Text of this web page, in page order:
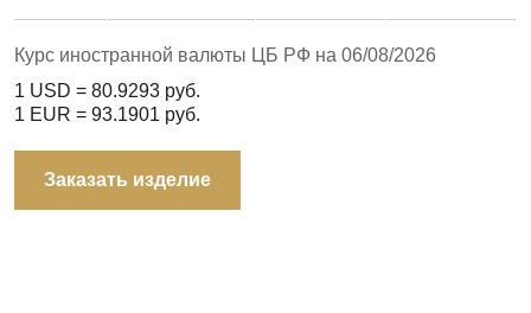
Курс иностранной валюты ЦБ РФ на 06/08/2026
1 USD = 80.9293 руб.
1 EUR = 93.1901 руб.
Заказать изделие